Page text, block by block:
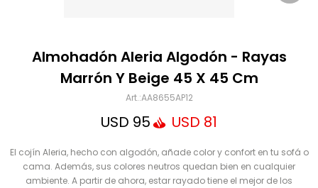
Almohadón Aleria Algodón - Rayas
Marrón Y Beige 45 X 45 Cm
AA8655AP12
USD 95 USD 81
El cojín Aleria, hecho con algodón, añade color y confort en tu sofá o
cama. Además, sus colores neutros quedan bien en cualquier
ambiente. A partir de ahora, estar rayado tiene el mejor de los
Mensaje